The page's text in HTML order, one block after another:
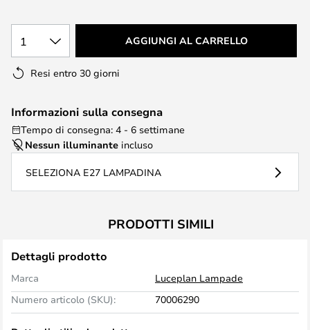
1 AGGIUNGI AL CARRELLO
Resi entro 30 giorni
Informazioni sulla consegna
Tempo di consegna: 4 - 6 settimane
Nessun illuminante incluso
SELEZIONA E27 LAMPADINA
PRODOTTI SIMILI
Dettagli prodotto
Marca
Luceplan Lampade
Numero articolo (SKU):
70006290